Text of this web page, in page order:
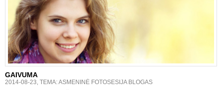
GAIVUMA
2014-08-23, TEMA: ASMENINĖ FOTOSESIJA BLOGAS